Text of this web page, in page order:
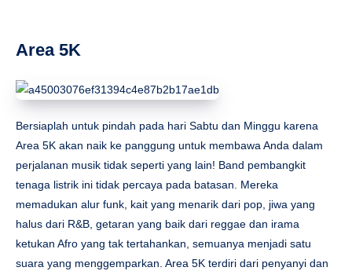
Area 5K
Bersiaplah untuk pindah pada hari Sabtu dan Minggu karena
Area 5K akan naik ke panggung untuk membawa Anda dalam
perjalanan musik tidak seperti yang lain! Band pembangkit
tenaga listrik ini tidak percaya pada batasan. Mereka
memadukan alur funk, kait yang menarik dari pop, jiwa yang
halus dari R&B, getaran yang baik dari reggae dan irama
ketukan Afro yang tak tertahankan, semuanya menjadi satu
suara yang menggemparkan. Area 5K terdiri dari penyanyi dan